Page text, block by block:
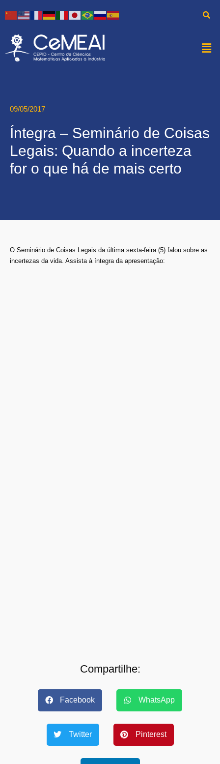
09/05/2017
Íntegra – Seminário de Coisas
Legais: Quando a incerteza
for o que há de mais certo
O Seminário de Coisas Legais da última sexta-feira (5) falou sobre as
incertezas da vida. Assista à íntegra da apresentação:
Compartilhe:
Facebook WhatsApp
Twitter Pinterest